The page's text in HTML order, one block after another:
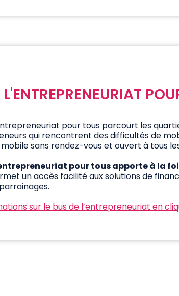
pour tous parcourt les
qui rencontrent des difficultés de
mobile sans rendez-vous et ouvert à tous
pour tous apporte à la
un accès facilité aux solutions de
sur le bus de l’entrepreneuriat en